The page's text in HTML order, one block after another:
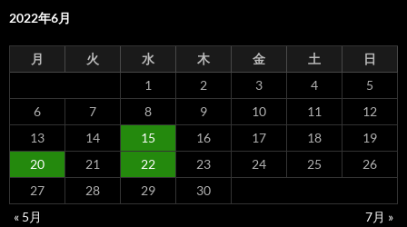
2022年6月
月 火 水 木 金 土
日
1
2 3 4
5
6
7 8 9 10 11
12
13
14 15 16 17 18
19
20
21 22 23 24 25
26
27
28 29
30
« 5月
7月 »